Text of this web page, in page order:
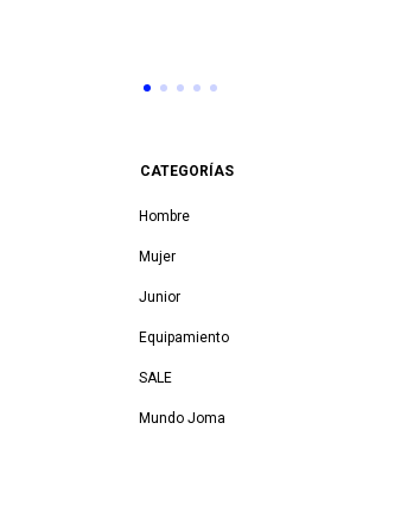
CATEGORÍAS
Hombre
Mujer
Junior
Equipamiento
SALE
Mundo Joma